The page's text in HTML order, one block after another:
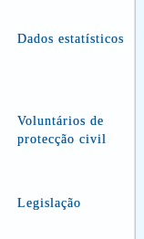
Dados estatísticos
Voluntários de
protecção civil
Legislação